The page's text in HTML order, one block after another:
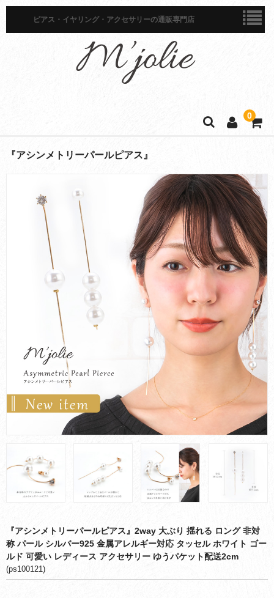
ピアス・イヤリング・アクセサリーの通販専門店
0
ホーム
ピアス
イヤリング
イヤーカフ
お買い物ガイド
お問い合わせ
採用情報
『アシンメトリーパールピアス』
『アシンメトリーパールピアス』2way 大ぶり 揺れる ロング 非対
称 パール シルバー925 金属アレルギー対応 タッセル ホワイト ゴー
ルド 可愛い レディース アクセサリー ゆうパケット配送2cm
(ps100121)